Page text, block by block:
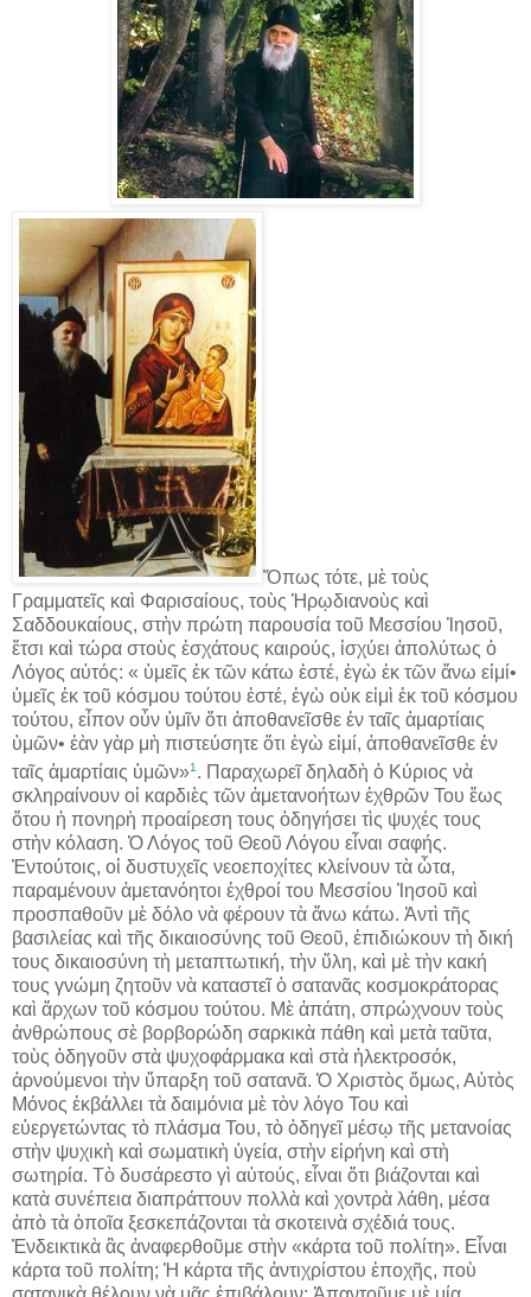
Ὅπως τότε, μὲ τοὺς
Γραμματεῖς καὶ Φαρισαίους, τοὺς Ἡρῳδιανοὺς καὶ
Σαδδουκαίους, στὴν πρώτη παρουσία τοῦ Μεσσίου Ἰησοῦ,
ἔτσι καὶ τώρα στοὺς ἐσχάτους καιρούς, ἰσχύει ἀπολύτως ὁ
Λόγος αὐτός: « ὑμεῖς ἐκ τῶν κάτω ἐστέ, ἐγὼ ἐκ τῶν ἄνω εἰμί•
ὑμεῖς ἐκ τοῦ κόσμου τούτου ἐστέ, ἐγὼ οὐκ εἰμὶ ἐκ τοῦ κόσμου
τούτου, εἶπον οὖν ὑμῖν ὅτι ἀποθανεῖσθε ἐν ταῖς ἁμαρτίαις
ὑμῶν• ἐὰν γὰρ μὴ πιστεύσητε ὅτι ἐγὼ εἰμί, ἀποθανεῖσθε ἐν
ταῖς ἁμαρτίαις ὑμῶν»1 . Παραχωρεῖ δηλαδὴ ὁ Κύριος νὰ
σκληραίνουν οἱ καρδιὲς τῶν ἀμετανοήτων ἐχθρῶν Του ἕως
ὅτου ἡ πονηρὴ προαίρεση τους ὁδηγήσει τὶς ψυχές τους
στὴν κόλαση. Ὁ Λόγος τοῦ Θεοῦ Λόγου εἶναι σαφής.
Ἐντούτοις, οἱ δυστυχεῖς νεοεποχίτες κλείνουν τὰ ὦτα,
παραμένουν ἀμετανόητοι ἐχθροί του Μεσσίου Ἰησοῦ καὶ
προσπαθοῦν μὲ δόλο νὰ φέρουν τὰ ἄνω κάτω. Ἀντὶ τῆς
βασιλείας καὶ τῆς δικαιοσύνης τοῦ Θεοῦ, ἐπιδιώκουν τὴ δική
τους δικαιοσύνη τὴ μεταπτωτική, τὴν ὕλη, καὶ μὲ τὴν κακή
τους γνώμη ζητοῦν νὰ καταστεῖ ὁ σατανᾶς κοσμοκράτορας
καὶ ἄρχων τοῦ κόσμου τούτου. Μὲ ἀπάτη, σπρώχνουν τοὺς
ἀνθρώπους σὲ βορβορώδη σαρκικὰ πάθη καὶ μετὰ ταῦτα,
τοὺς ὁδηγοῦν στὰ ψυχοφάρμακα καὶ στὰ ἠλεκτροσόκ,
ἀρνούμενοι τὴν ὕπαρξη τοῦ σατανᾶ. Ὁ Χριστὸς ὅμως, Αὐτὸς
Μόνος ἐκβάλλει τὰ δαιμόνια μὲ τὸν λόγο Του καὶ
εὐεργετώντας τὸ πλάσμα Του, τὸ ὁδηγεῖ μέσῳ τῆς μετανοίας
στὴν ψυχικὴ καὶ σωματικὴ ὑγεία, στὴν εἰρήνη καὶ στὴ
σωτηρία. Τὸ δυσάρεστο γὶ αὐτούς, εἶναι ὅτι βιάζονται καὶ
κατὰ συνέπεια διαπράττουν πολλὰ καὶ χοντρὰ λάθη, μέσα
ἀπὸ τὰ ὁποῖα ξεσκεπάζονται τὰ σκοτεινὰ σχέδιά τους.
Ἐνδεικτικὰ ἂς ἀναφερθοῦμε στὴν «κάρτα τοῦ πολίτη». Εἶναι
κάρτα τοῦ πολίτη; Ἡ κάρτα τῆς ἀντιχρίστου ἐποχῆς, ποὺ